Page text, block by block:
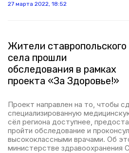
27 марта 2022, 18:52
Жители ставропольского
села прошли
обследования в рамках
проекта «За Здоровье!»
Проект направлен на то, чтобы
специализированную
сёл региона доступнее,
пройти обследование и
высококлассными врачами. Об
министерстве здравоохранения